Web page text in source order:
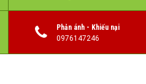
Phản ánh - Khiếu nại
0976147246